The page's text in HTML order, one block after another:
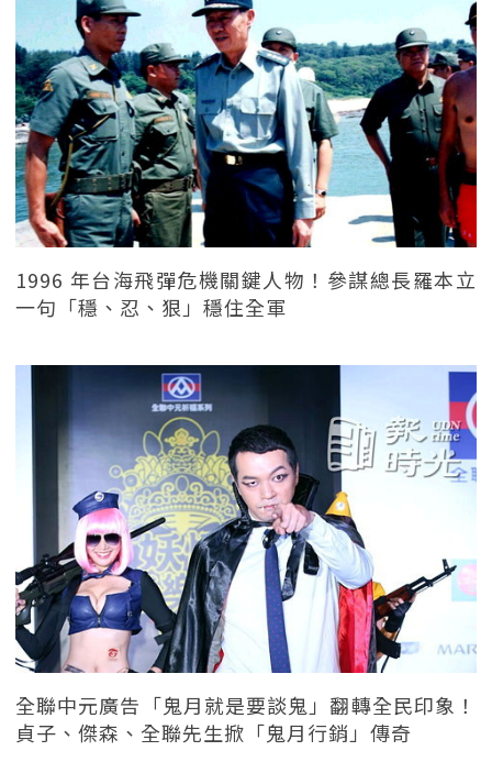
1996 年台海飛彈危機關鍵人物！參謀總長羅本立
一句「穩、忍、狠」穩住全軍
全聯中元廣告「鬼月就是要談鬼」翻轉全民印象！
貞子、傑森、全聯先生掀「鬼月行銷」傳奇